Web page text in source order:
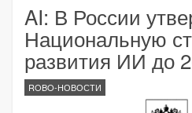
AI: В России
Национальную
развития ИИ до
ROBO-НОВОСТИ